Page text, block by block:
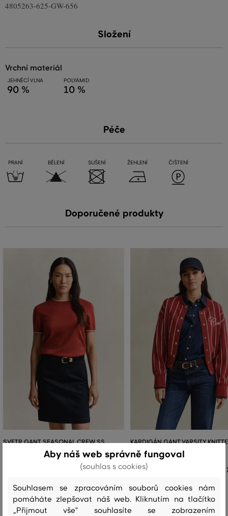
4805263-625-GW-656
Složení
vrchní materiál
JEHNĚCÍ VLNA
90 %
POLYAMID
10 %
Péče
PRANÍ BĚLENÍ SUŠENÍ ŽEHLENÍ ČIŠTENÍ
Doporučené produkty
SVETR GANT SEASONAL CREW SS
3 299 Kč
S, M, L, XL
KARDIGÁN GANT VARSITY
JACKET
Dostupné velikosti:
Aby náš web správně fungoval
(souhlas s cookies)
Souhlasem se zpracováním souborů cookies nám
pomáháte zlepšovat náš web. Kliknutím na tlačítko
„Přijmout vše" souhlasíte se zobrazením